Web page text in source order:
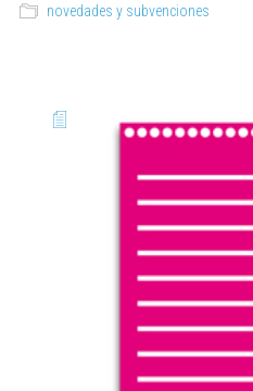
novedades y subvenciones